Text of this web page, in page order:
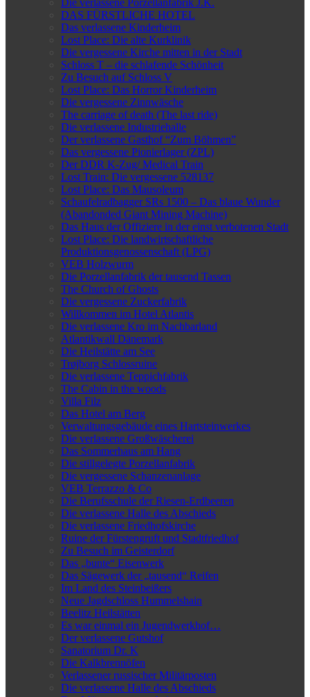
DAS FÜRSTLICHE HOTEL
Das verlassene Kinderheim
Lost Place: Die alte Kurklinik
Die vergessene Kirche mitten in der Stadt
Schloss T – die schlafende Schönheit
Zu Besuch auf Schloss V
Lost Place: Das Horror Kinderheim
Die vergessene Zinnwäsche
The carriage of death (The last ride)
Die verlassene Industriehalle
Der verlassene Gasthof “Zum Böhmen”
Das vergessene Pionierlager (ZPL)
Der DDR K-Zug/ Medical Train
Lost Train: Die vergessene 528137
Lost Place: Das Mausoleum
Schaufelradbagger SRs 1500 – Das blaue Wunder
(Abandonded Giant Mining Machine)
Das Haus der Offiziere in der einst verbotenen Stadt
Lost Place: Die landwirtschaftliche
Produktionsgenossenschaft (LPG)
VEB Holzwurm
Die Porzellanfabrik der tausend Tassen
The Church of Ghosts
Die vergessene Zuckerfabrik
Willkommen im Hotel Atlantis
Die verlassene Kro im Nachbarland
Atlantikwall Dänemark
Die Heilstätte am See
Trøjborg Schlossruine
Die verlassene Teppichfabrik
The Cabin in the woods
Villa Filz
Das Hotel am Berg
Verwaltungsgebäude eines Hartsteinwerkes
Die verlassene Großwäscherei
Das Sommerhaus am Hang
Die stillgelegte Porzellanfabrik
Die vergessene Schanzenanlage
VEB Terrazzo & Co
Die Berufsschule der Riesen-Erdbeeren
Die verlassene Halle des Abschieds
Die verlassene Friedhofskirche
Ruine der Fürstengruft und Stadtfriedhof
Zu Besuch im Geisterdorf
Das „bunte“ Eisenwerk
Das Sägewerk der „tausend“ Reifen
Im Land des Steinbeißers
Neue Jagdschloss Hummelshain
Beelitz Heilstätten
Es war einmal ein Jugendwerkhof…
Der verlassene Gutshof
Sanatorium Dr. K
Die Kalkbrennöfen
Verlassener russischer Militärposten
Die verlassene Halle des Abschieds